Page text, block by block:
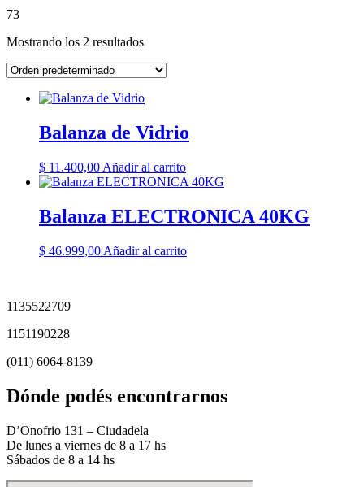
73
Mostrando los 2 resultados
Balanza de Vidrio
$ 11.400,00 Añadir al carrito
Balanza ELECTRONICA 40KG
$ 46.999,00 Añadir al carrito
1135522709
1151190228
(011) 6064-8139
Dónde podés encontrarnos
D’Onofrio 131 – Ciudadela
De lunes a viernes de 8 a 17 hs
Sábados de 8 a 14 hs